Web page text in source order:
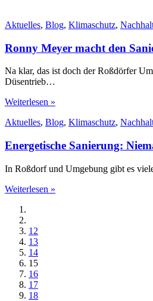
Aktuelles, Blog, Klimaschutz,
Ronny Meyer macht den
Na klar, das ist doch der Roßdörfer
Düsentrieb…
Weiterlesen »
Aktuelles, Blog, Klimaschutz,
Energetische Sanierung:
In Roßdorf und Umgebung gibt es
Weiterlesen »
12
13
14
15
16
17
18